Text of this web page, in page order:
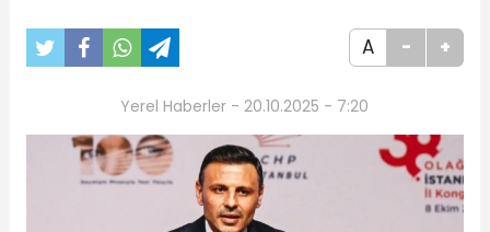
A - +
Yerel Haberler - 20.10.2025 - 7:20